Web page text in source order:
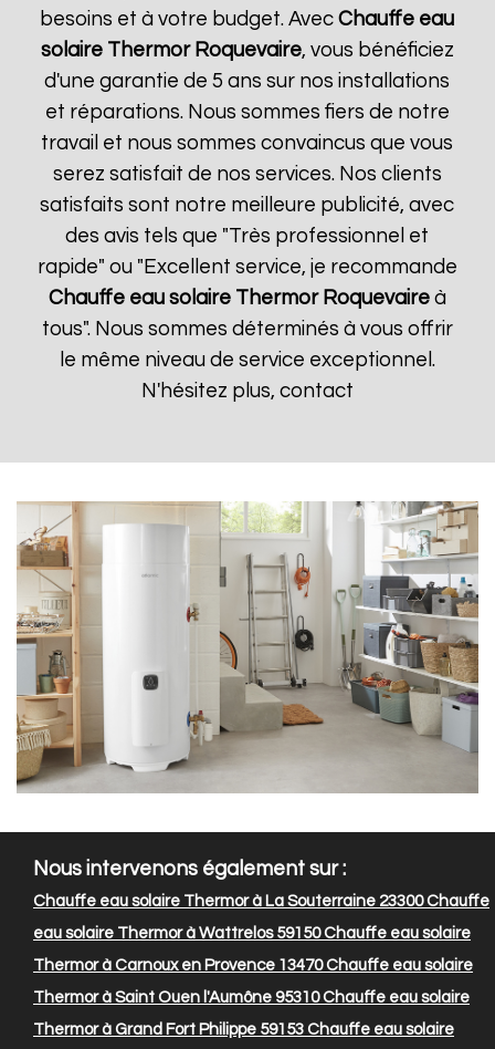
besoins et à votre budget. AvecChauffe eau
solaire Thermor Roquevaire, vous bénéficiez
d'une garantie de 5 ans sur nos installations
et réparations. Nous sommes fiers de notre
travail et nous sommes convaincus que vous
serez satisfait de nos services. Nos clients
satisfaits sont notre meilleure publicité, avec
des avis tels que "Très professionnel et
rapide" ou "Excellent service, je recommande
Chauffe eau solaire Thermor Roquevaireà
tous". Nous sommes déterminés à vous offrir
le même niveau de service exceptionnel.
N'hésitez plus, contact
Nous intervenons également sur :
Chauffe eau solaire Thermor à La Souterraine 23300Chauffe
eau solaire Thermor à Wattrelos 59150Chauffe eau solaire
Thermor à Carnoux en Provence 13470Chauffe eau solaire
Thermor à Saint Ouen l'Aumône 95310Chauffe eau solaire
Thermor à Grand Fort Philippe 59153 Chauffe eau solaire